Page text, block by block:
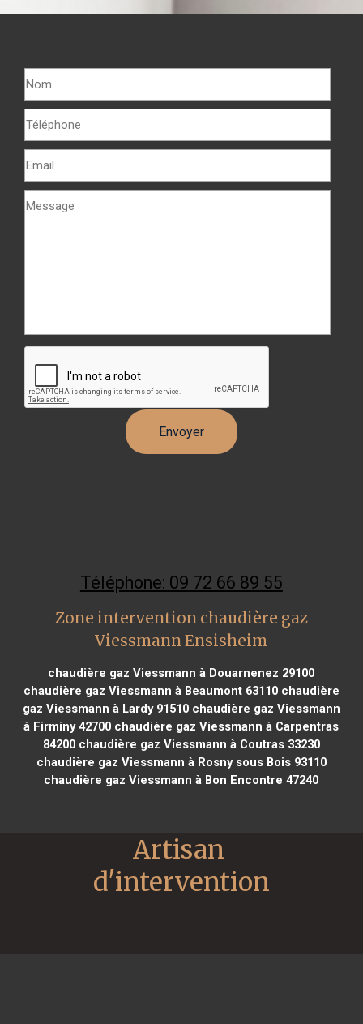
Téléphone: 09 72 66 89 55
Zone intervention chaudière gaz
Viessmann Ensisheim
chaudière gaz Viessmann à Douarnenez 29100
chaudière gaz Viessmann à Beaumont 63110chaudière
gaz Viessmann à Lardy 91510chaudière gaz Viessmann
à Firminy 42700 chaudière gaz Viessmann à Carpentras
84200chaudière gaz Viessmann à Coutras 33230
chaudière gaz Viessmann à Rosny sous Bois 93110
chaudière gaz Viessmann à Bon Encontre 47240
Artisan
d'intervention